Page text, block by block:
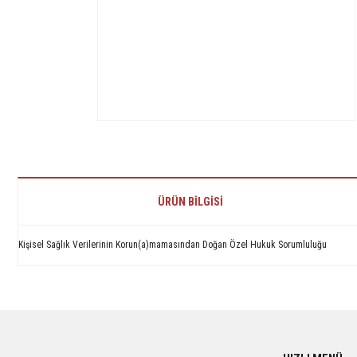
ÜRÜN BILGISI
Kişisel Sağlık Verilerinin Korun(a)mamasından Doğan Özel Hukuk Sorumluluğu